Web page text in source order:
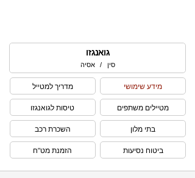
גואנגזו
סין / אסיה
מידע שימושי מדריך למטייל
מטיילים משתפים טיסות לגואנגזו
בתי מלון השכרת רכב
ביטוח נסיעות הזמנת מט"ח